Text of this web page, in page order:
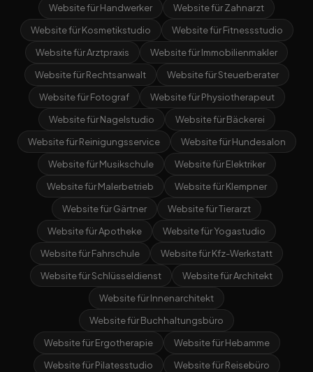
Website für Handwerker
Website für Zahnarzt
Website für Kosmetikstudio
Website für Fitnessstudio
Website für Arztpraxis
Website für Immobilienmakler
Website für Rechtsanwalt
Website für Steuerberater
Website für Fotograf
Website für Physiotherapeut
Website für Nagelstudio
Website für Bäckerei
Website für Reinigungsservice
Website für Hundesalon
Website für Musikschule
Website für Elektriker
Website für Malerbetrieb
Website für Klempner
Website für Gärtner
Website für Tierarzt
Website für Apotheke
Website für Yogastudio
Website für Fahrschule
Website für Kfz-Werkstatt
Website für Schlüsseldienst
Website für Architekt
Website für Innenarchitekt
Website für Buchhaltungsbüro
Website für Ergotherapie
Website für Hebamme
Website für Pilatesstudio
Website für Reisebüro